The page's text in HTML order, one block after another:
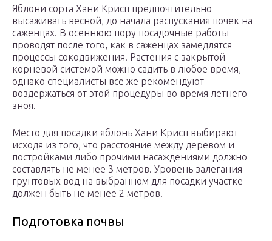
Яблони сорта Хани Крисп предпочтительно
высаживать весной, до начала распускания почек на
саженцах. В осеннюю пору посадочные работы
проводят после того, как в саженцах замедлятся
процессы сокодвижения. Растения с закрытой
корневой системой можно садить в любое время,
однако специалисты все же рекомендуют
воздержаться от этой процедуры во время летнего
зноя.
Место для посадки яблонь Хани Крисп выбирают
исходя из того, что расстояние между деревом и
постройками либо прочими насаждениями должно
составлять не менее 3 метров. Уровень залегания
грунтовых вод на выбранном для посадки участке
должен быть не менее 2 метров.
Подготовка почвы